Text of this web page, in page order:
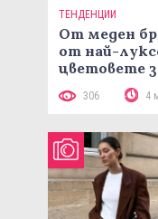
ТЕНДЕНЦИИ
От меден
от най-
цветовете
306 4